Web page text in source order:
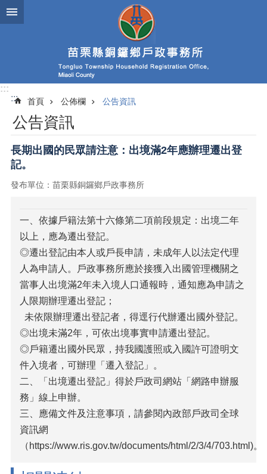
跳到主要內容區塊
:::
:::
首頁 公佈欄 公告資訊
公告資訊
長期出國的民眾請注意：出境滿2年應辦理遷出登
記。
發布單位：苗栗縣銅鑼鄉戶政事務所
一、依據戶籍法第十六條第二項前段規定：出境二年
以上，應為遷出登記。
◎遷出登記由本人或戶長申請，未成年人以法定代理
人為申請人。戶政事務所應於接獲入出國管理機關之
當事人出境滿2年未入境人口通報時，通知應為申請之
人限期辦理遷出登記；
未依限辦理遷出登記者，得逕行代辦遷出國外登記。
◎出境未滿2年，可依出境事實申請遷出登記。
◎戶籍遷出國外民眾，持我國護照或入國許可證明文
件入境者，可辦理「遷入登記」。
二、「出境遷出登記」得於戶政司網站「網路申辦服
務」線上申辦。
三、應備文件及注意事項，請參閱內政部戶政司全球
資訊網
（https://www.ris.gov.tw/documents/html/2/3/4/703.html)。